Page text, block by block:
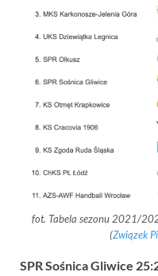
fot. Tabela sezonu 2021/
(Związek
SPR Sośnica Gliwice